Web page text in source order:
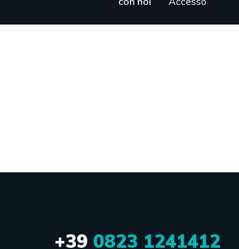
+390823 1241412